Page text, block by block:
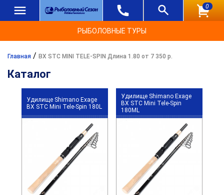
0
РЫБОЛОВНЫЕ ТУРЫ
Главная / BX STC MINI TELE-SPIN Длина 1.80 от 7 350 р.
Каталог
Удилище Shimano Exage
BX STC Mini Tele-Spin 180L
Удилище Shimano Exage
BX STC Mini Tele-Spin
180ML